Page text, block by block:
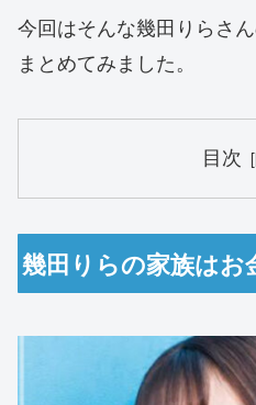
今回はそんな幾田りらさ
まとめてみました。
目次
幾田りらの家族はお